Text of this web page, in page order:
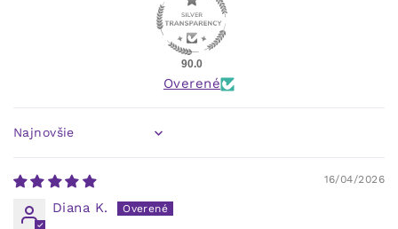
90.0
Overené
Sort by
16/04/2026
Diana K.